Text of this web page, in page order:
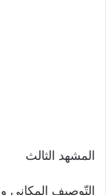
المشهد الثالث
التّوصيف